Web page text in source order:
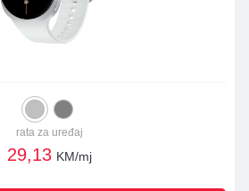
rata za uređaj
29,13 KM/mj